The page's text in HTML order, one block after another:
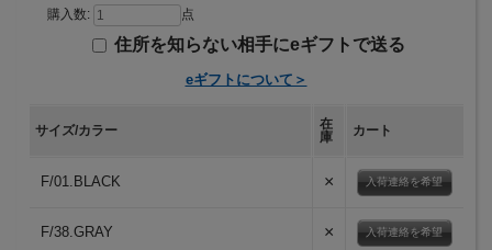
購入数: 点
住所を知らない相手にeギフトで送る
eギフトについて＞
サイズ/カラー
在
庫
カート
F/01.BLACK × 入荷連絡を希望
F/38.GRAY × 入荷連絡を希望